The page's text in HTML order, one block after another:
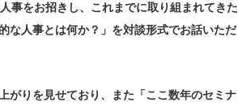
事をお招きし、これまでに取り組まれてきた
な人事とは何か？」を対談形式でお話いただ
がりを見せており、また「ここ数年のセミナ